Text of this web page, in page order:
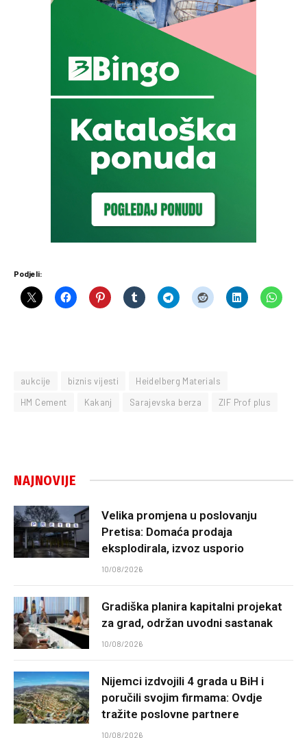
Podjeli:
aukcije biznis vijesti
Heidelberg Materials
HM Cement
Kakanj Sarajevska berza ZIF Prof plus
NAJNOVIJE
Velika promjena u poslovanju
Pretisa: Domaća prodaja
eksplodirala, izvoz usporio
10/08/2026
Gradiška planira kapitalni projekat
za grad, održan uvodni sastanak
10/08/2026
Nijemci izdvojili 4 grada u BiH i
poručili svojim firmama: Ovdje
tražite poslovne partnere
10/08/2026